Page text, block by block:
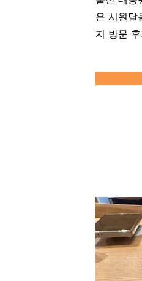
은 시원달
지 방문